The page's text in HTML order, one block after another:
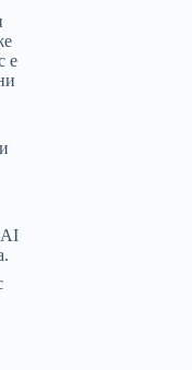
е
AI